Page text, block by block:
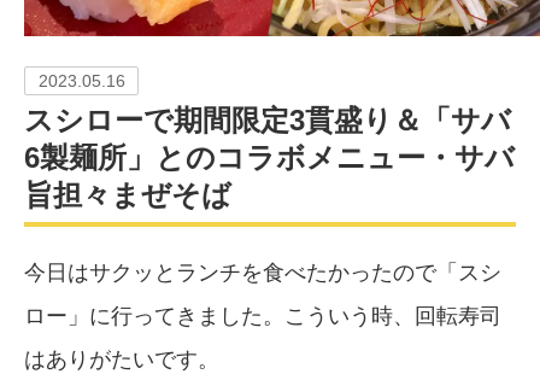
2023.05.16
スシローで期間限定3貫盛り＆「サバ
6製麺所」とのコラボメニュー・サバ
旨担々まぜそば
今日はサクッとランチを食べたかったので「スシ
ロー」に行ってきました。こういう時、回転寿司
はありがたいです。